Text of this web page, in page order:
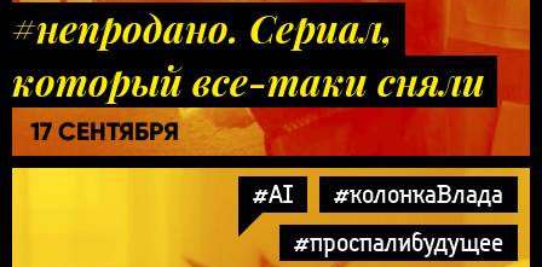
#непродано. Сериал,
который все-таки сняли
17 СЕНТЯБРЯ
#AI
#колонкаВлада
#проспалибудущее